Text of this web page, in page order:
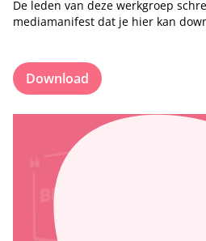
De leden van deze werkgroep
mediamanifest dat je hier kan
Download